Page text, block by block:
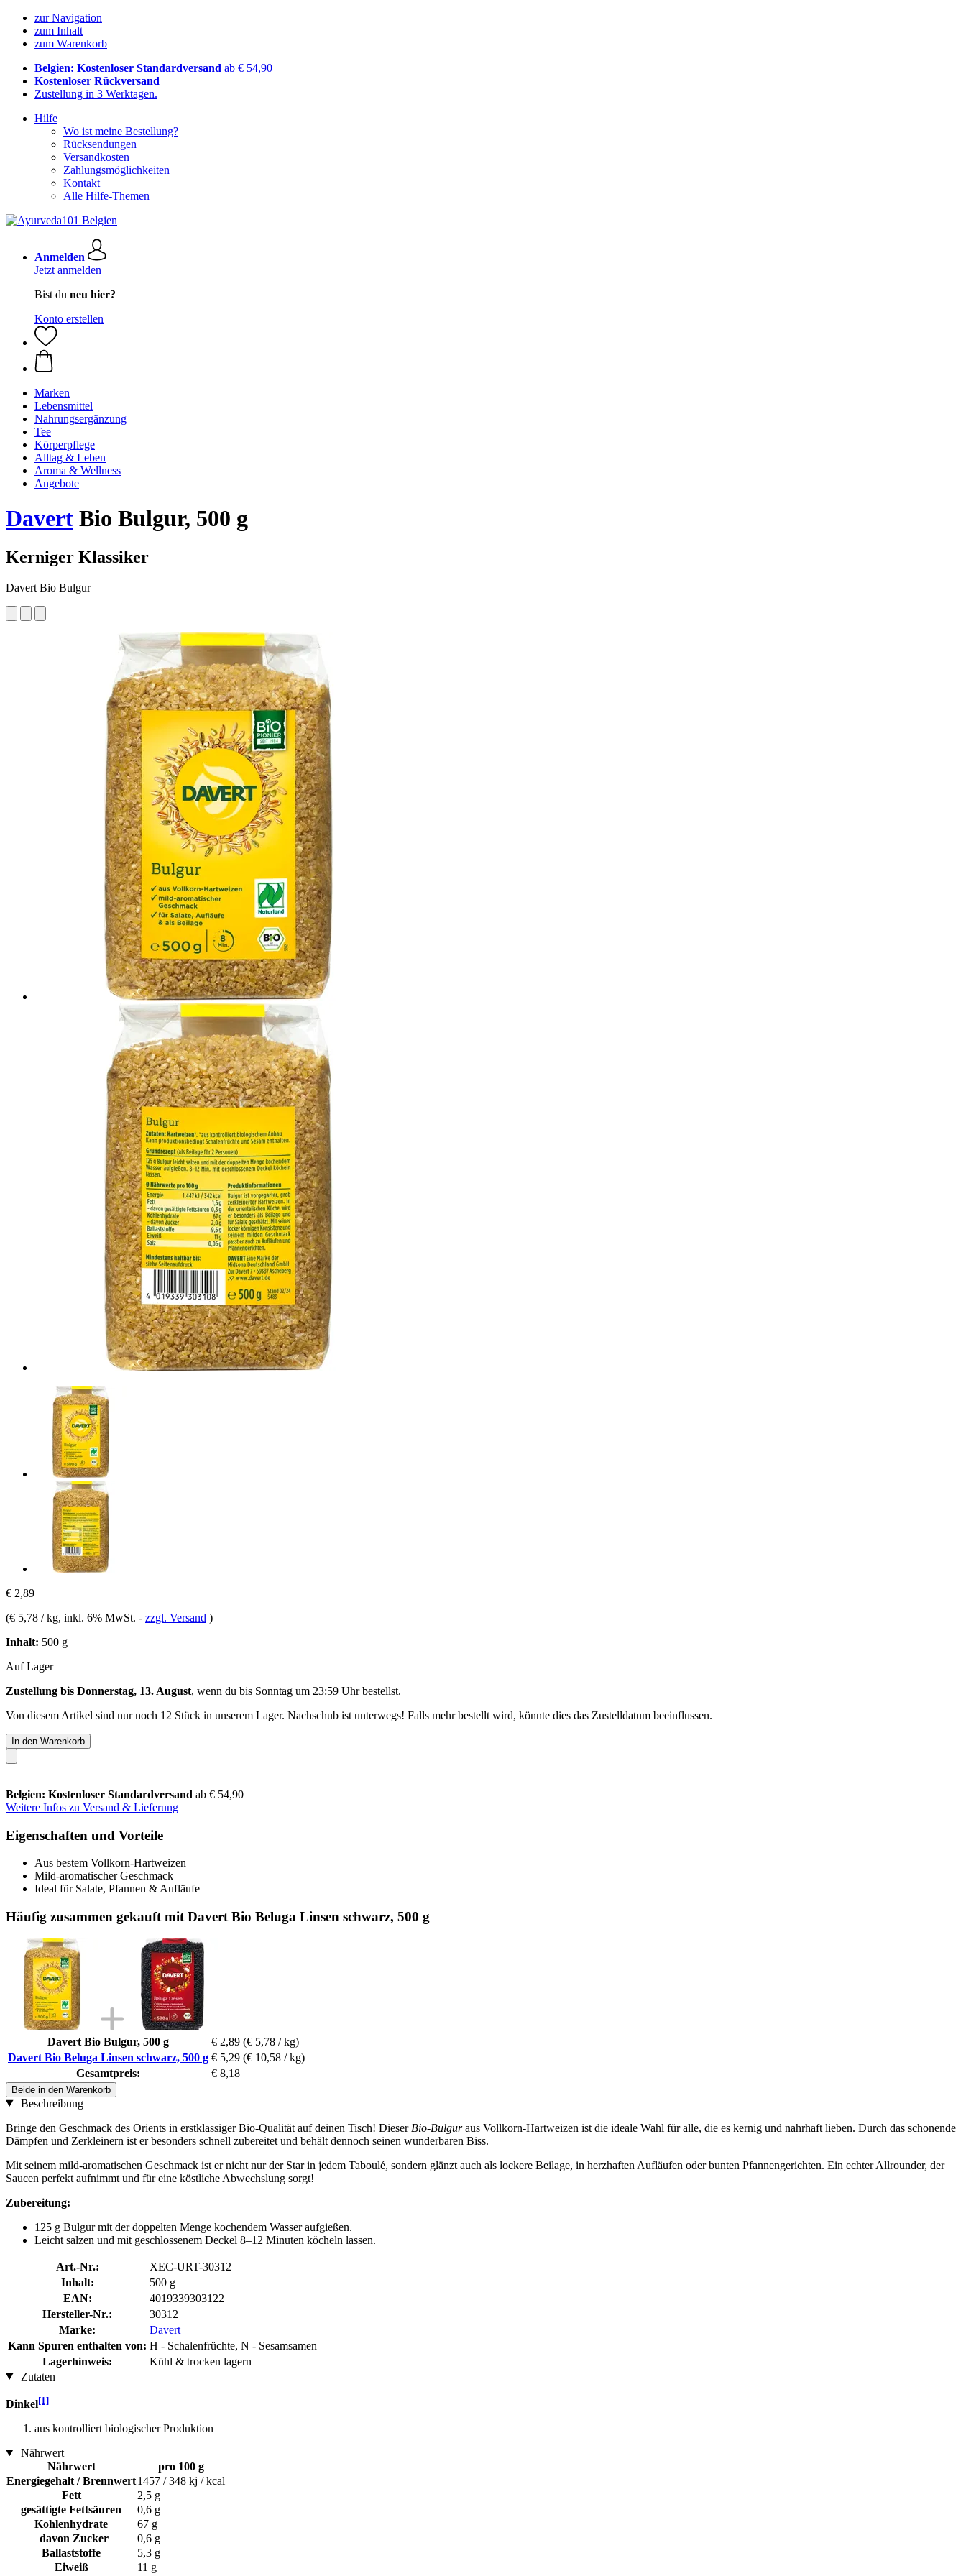
zur Navigation
zum Inhalt
zum Warenkorb
Belgien: Kostenloser Standardversand ab € 54,90
Kostenloser Rückversand
Zustellung in 3 Werktagen.
Hilfe
Wo ist meine Bestellung?
Rücksendungen
Versandkosten
Zahlungsmöglichkeiten
Kontakt
Alle Hilfe-Themen
Anmelden
Jetzt anmelden
Bist du neu hier?
Konto erstellen
Marken
Lebensmittel
Nahrungsergänzung
Tee
Körperpflege
Alltag & Leben
Aroma & Wellness
Angebote
Davert Bio Bulgur, 500 g
Kerniger Klassiker
Davert Bio Bulgur
€ 2,89
(€ 5,78 / kg, inkl. 6% MwSt. - zzgl. Versand )
Inhalt: 500 g
Auf Lager
Zustellung bis Donnerstag, 13. August, wenn du bis Sonntag um 23:59 Uhrbestellst.
Von diesem Artikel sind nur noch 12 Stück in unserem Lager. Nachschub ist unterwegs! Falls mehr bestellt wird, könnte dies das Zustelldatum beeinflussen.
In den Warenkorb
Belgien: Kostenloser Standardversand ab € 54,90
Weitere Infos zu Versand & Lieferung
Eigenschaften und Vorteile
Aus bestem Vollkorn-Hartweizen
Mild-aromatischer Geschmack
Ideal für Salate, Pfannen & Aufläufe
Häufig zusammen gekauft mit Davert Bio Beluga Linsen schwarz, 500 g
Davert Bio Bulgur, 500 g € 2,89 (€ 5,78 / kg)
Davert Bio Beluga Linsen schwarz, 500 g € 5,29 (€ 10,58 / kg)
Gesamtpreis:
€ 8,18
Beide in den Warenkorb
Beschreibung
Bringe den Geschmack des Orients in erstklassiger Bio-Qualität auf deinen Tisch! DieserBio-Bulguraus Vollkorn-Hartweizen ist die ideale Wahl für alle, die es kernig und nahrhaft lieben. Durch das schonende
Dämpfen und Zerkleinern ist er besonders schnell zubereitet und behält dennoch seinen wunderbaren Biss.
Mit seinem mild-aromatischen Geschmack ist er nicht nur der Star in jedem Taboulé, sondern glänzt auch als lockere Beilage, in herzhaften Aufläufen oder bunten Pfannengerichten. Ein echter Allrounder, der
Saucen perfekt aufnimmt und für eine köstliche Abwechslung sorgt!
Zubereitung:
125 g Bulgur mit der doppelten Menge kochendem Wasser aufgießen.
Leicht salzen und mit geschlossenem Deckel 8–12 Minuten köcheln lassen.
Art.-Nr.:
XEC-URT-30312
Inhalt:
500 g
EAN:
4019339303122
Hersteller-Nr.:
30312
Marke:
Davert
Kann Spuren enthalten von: H - Schalenfrüchte, N - Sesamsamen
Lagerhinweis:
Kühl & trocken lagern
Zutaten
Dinkel[1]
aus kontrolliert biologischer Produktion
Nährwert
Nährwert
pro 100 g
Energiegehalt / Brennwert1457 / 348 kj / kcal
Fett
2,5 g
gesättigte Fettsäuren
0,6 g
Kohlenhydrate
67 g
davon Zucker
0,6 g
Ballaststoffe
5,3 g
Eiweiß
11 g